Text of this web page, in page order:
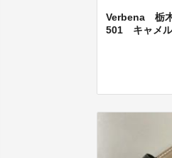
Verbena 栃
501 キャメ